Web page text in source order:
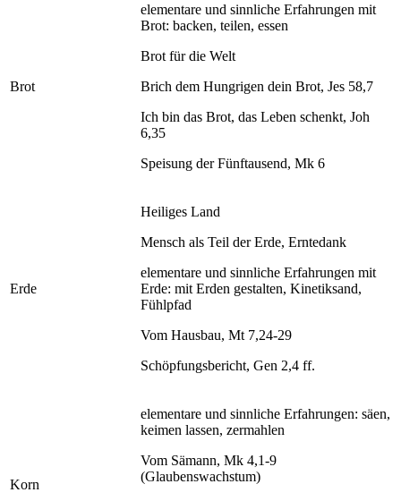
Brot
elementare und sinnliche Erfahrungen mit
Brot: backen, teilen, essen
Brot für die Welt
Brich dem Hungrigen dein Brot, Jes 58,7
Ich bin das Brot, das Leben schenkt, Joh
6,35
Speisung der Fünftausend, Mk 6
Erde
Heiliges Land
Mensch als Teil der Erde, Erntedank
elementare und sinnliche Erfahrungen mit
Erde: mit Erden gestalten, Kinetiksand,
Fühlpfad
Vom Hausbau, Mt 7,24-29
Schöpfungsbericht, Gen 2,4 ff.
Korn
elementare und sinnliche Erfahrungen: säen,
keimen lassen, zermahlen
Vom Sämann, Mk 4,1-9
(Glaubenswachstum)